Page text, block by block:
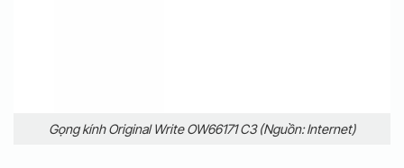
Gọng kính Original Write OW66171 C3 (Nguồn: Internet)